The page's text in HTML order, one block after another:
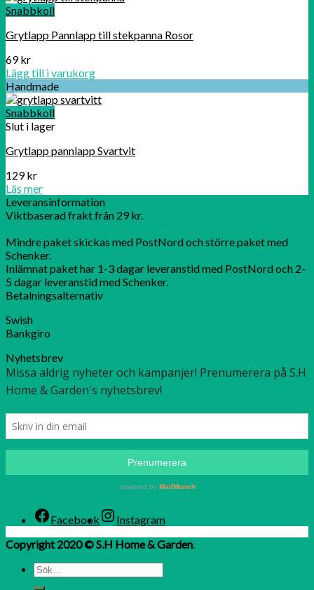
Snabbkoll
Grytlapp Pannlapp till stekpanna Rosor
69kr
Lägg till i varukorg
Handmade
Snabbkoll
Slut i lager
Grytlapp pannlapp Svartvit
129kr
Läs mer
Leveransinformation
Viktbaserad frakt från 29 kr.
Mindre paket skickas med PostNord och större paket med
Schenker.
Inlämnat paket har 1-3 dagar leveranstid med PostNord och 2-
5 dagar leveranstid med Schenker.
Betalningsalternativ
Swish
Bankgiro
Nyhetsbrev
Facebook
Instagram
Copyright 2020 © S.H Home & Garden.